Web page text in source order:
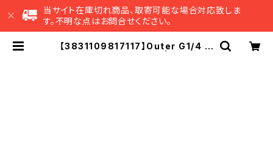
当サイト在庫切れ商品、取寄可能な場合対応致しま
す。不明な点はお問合せください。
【3831109817117】Outer G1/4 Fi